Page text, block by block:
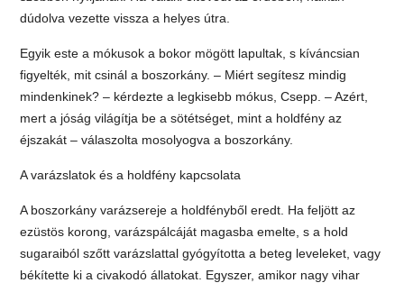
dúdolva vezette vissza a helyes útra.
Egyik este a mókusok a bokor mögött lapultak, s kíváncsian
figyelték, mit csinál a boszorkány. – Miért segítesz mindig
mindenkinek? – kérdezte a legkisebb mókus, Csepp. – Azért,
mert a jóság világítja be a sötétséget, mint a holdfény az
éjszakát – válaszolta mosolyogva a boszorkány.
A varázslatok és a holdfény kapcsolata
A boszorkány varázsereje a holdfényből eredt. Ha feljött az
ezüstös korong, varázspálcáját magasba emelte, s a hold
sugaraiból szőtt varázslattal gyógyította a beteg leveleket, vagy
békítette ki a civakodó állatokat. Egyszer, amikor nagy vihar